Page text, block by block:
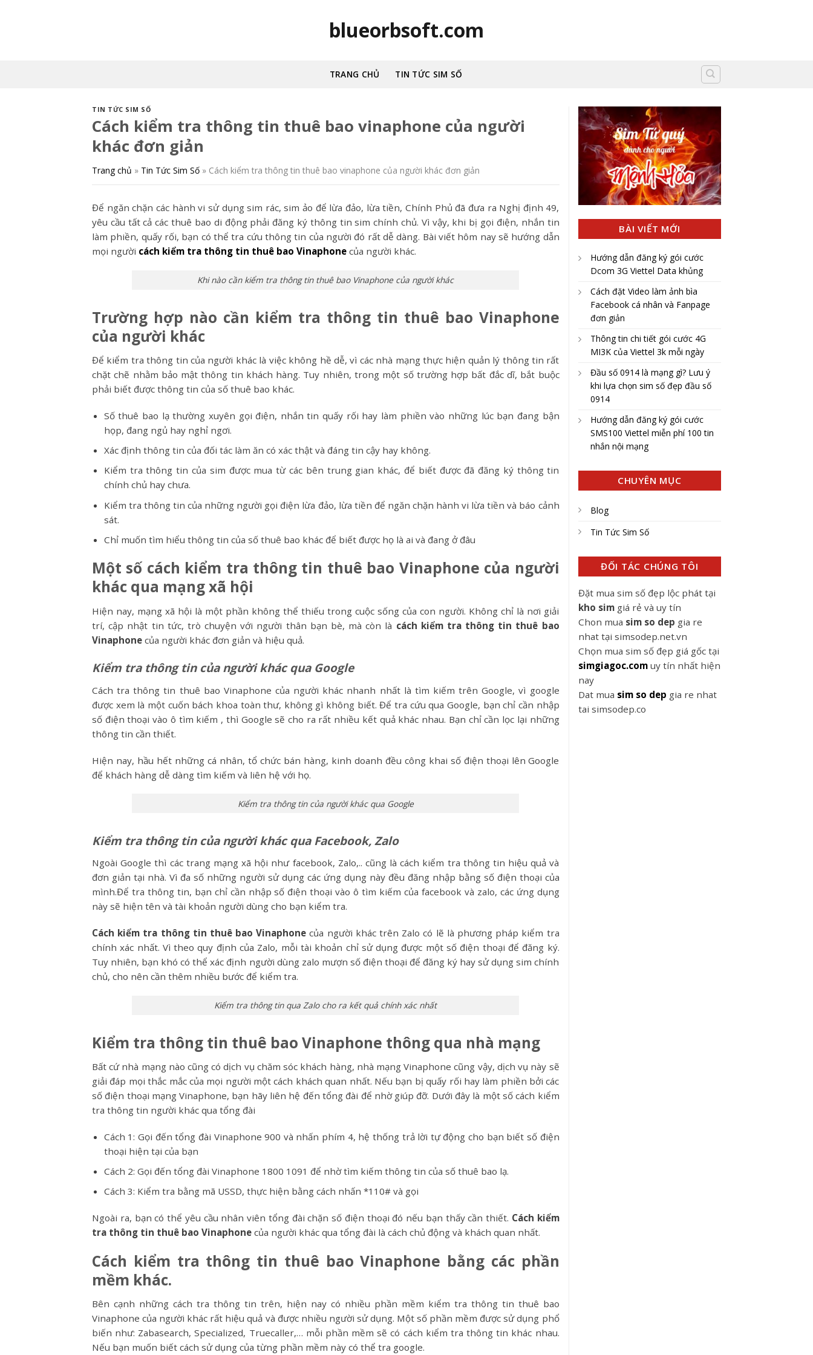
blueorbsoft.com
TRANG CHỦ TIN TỨC SIM SỐ
TIN TỨC SIM SỐ
Cách kiểm tra thông tin thuê bao vinaphone của người
khác đơn giản
Trang chủ » Tin Tức Sim Số » Cách kiểm tra thông tin thuê bao vinaphone của người khác đơn giản
Để ngăn chặn các hành vi sử dụng sim rác, sim ảo để lừa đảo, lừa tiền, Chính Phủ đã đưa ra Nghị định 49,
yêu cầu tất cả các thuê bao di động phải đăng ký thông tin sim chính chủ. Vì vậy, khi bị gọi điện, nhắn tin
làm phiền, quấy rối, bạn có thể tra cứu thông tin của người đó rất dễ dàng. Bài viết hôm nay sẽ hướng dẫn
mọi người cách kiểm tra thông tin thuê bao Vinaphone của người khác.
Khi nào cần kiểm tra thông tin thuê bao Vinaphone của người khác
Trường hợp nào cần kiểm tra thông tin thuê bao Vinaphone
của người khác
Để kiểm tra thông tin của người khác là việc không hề dễ, vì các nhà mạng thực hiện quản lý thông tin rất
chặt chẽ nhằm bảo mật thông tin khách hàng. Tuy nhiên, trong một số trường hợp bất đắc dĩ, bắt buộc
phải biết được thông tin của số thuê bao khác.
Số thuê bao lạ thường xuyên gọi điện, nhắn tin quấy rối hay làm phiền vào những lúc bạn đang bận
họp, đang ngủ hay nghỉ ngơi.
Xác định thông tin của đối tác làm ăn có xác thật và đáng tin cậy hay không.
Kiểm tra thông tin của sim được mua từ các bên trung gian khác, để biết được đã đăng ký thông tin
chính chủ hay chưa.
Kiểm tra thông tin của những người gọi điện lừa đảo, lừa tiền để ngăn chặn hành vi lừa tiền và báo cảnh
sát.
Chỉ muốn tìm hiểu thông tin của số thuê bao khác để biết được họ là ai và đang ở đâu
Một số cách kiểm tra thông tin thuê bao Vinaphone của người
khác qua mạng xã hội
Hiện nay, mạng xã hội là một phần không thể thiếu trong cuộc sống của con người. Không chỉ là nơi giải
trí, cập nhật tin tức, trò chuyện với người thân bạn bè, mà còn là cách kiểm tra thông tin thuê bao
Vinaphone của người khác đơn giản và hiệu quả.
Kiểm tra thông tin của người khác qua Google
Cách tra thông tin thuê bao Vinaphone của người khác nhanh nhất là tìm kiếm trên Google, vì google
được xem là một cuốn bách khoa toàn thư, không gì không biết. Để tra cứu qua Google, bạn chỉ cần nhập
số điện thoại vào ô tìm kiếm , thì Google sẽ cho ra rất nhiều kết quả khác nhau. Bạn chỉ cần lọc lại những
thông tin cần thiết.
Hiện nay, hầu hết những cá nhân, tổ chức bán hàng, kinh doanh đều công khai số điện thoại lên Google
để khách hàng dễ dàng tìm kiếm và liên hệ với họ.
Kiểm tra thông tin của người khác qua Google
Kiểm tra thông tin của người khác qua Facebook, Zalo
Ngoài Google thì các trang mạng xã hội như facebook, Zalo,.. cũng là cách kiểm tra thông tin hiệu quả và
đơn giản tại nhà. Vì đa số những người sử dụng các ứng dụng này đều đăng nhập bằng số điện thoại của
mình.Để tra thông tin, bạn chỉ cần nhập số điện thoại vào ô tìm kiếm của facebook và zalo, các ứng dụng
này sẽ hiện tên và tài khoản người dùng cho bạn kiểm tra.
Cách kiểm tra thông tin thuê bao Vinaphone của người khác trên Zalo có lẽ là phương pháp kiểm tra
chính xác nhất. Vì theo quy định của Zalo, mỗi tài khoản chỉ sử dụng được một số điện thoại để đăng ký.
Tuy nhiên, bạn khó có thể xác định người dùng zalo mượn số điện thoại để đăng ký hay sử dụng sim chính
chủ, cho nên cần thêm nhiều bước để kiểm tra.
Kiểm tra thông tin qua Zalo cho ra kết quả chính xác nhất
Kiểm tra thông tin thuê bao Vinaphone thông qua nhà mạng
Bất cứ nhà mạng nào cũng có dịch vụ chăm sóc khách hàng, nhà mạng Vinaphone cũng vậy, dịch vụ này sẽ
giải đáp mọi thắc mắc của mọi người một cách khách quan nhất. Nếu bạn bị quấy rối hay làm phiền bởi các
số điện thoại mạng Vinaphone, bạn hãy liên hệ đến tổng đài để nhờ giúp đỡ. Dưới đây là một số cách kiểm
tra thông tin người khác qua tổng đài
Cách 1: Gọi đến tổng đài Vinaphone 900 và nhấn phím 4, hệ thống trả lời tự động cho bạn biết số điện
thoại hiện tại của bạn
Cách 2: Gọi đến tổng đài Vinaphone 1800 1091 để nhờ tìm kiếm thông tin của số thuê bao lạ.
Cách 3: Kiểm tra bằng mã USSD, thực hiện bằng cách nhấn *110# và gọi
Ngoài ra, bạn có thể yêu cầu nhân viên tổng đài chặn số điện thoại đó nếu bạn thấy cần thiết. Cách kiểm
tra thông tin thuê bao Vinaphone của người khác qua tổng đài là cách chủ động và khách quan nhất.
Cách kiểm tra thông tin thuê bao Vinaphone bằng các phần
mềm khác.
Bên cạnh những cách tra thông tin trên, hiện nay có nhiều phần mềm kiểm tra thông tin thuê bao
Vinaphone của người khác rất hiệu quả và được nhiều người sử dụng. Một số phần mềm được sử dụng phổ
biến như: Zabasearch, Specialized, Truecaller,… mỗi phần mềm sẽ có cách kiểm tra thông tin khác nhau.
Nếu bạn muốn biết cách sử dụng của từng phần mềm này có thể tra google.
BÀI VIẾT MỚI
Hướng dẫn đăng ký gói cước
Dcom 3G Viettel Data khủng
Cách đặt Video làm ảnh bìa
Facebook cá nhân và Fanpage
đơn giản
Thông tin chi tiết gói cước 4G
MI3K của Viettel 3k mỗi ngày
Đầu số 0914 là mạng gì? Lưu ý
khi lựa chọn sim số đẹp đầu số
0914
Hướng dẫn đăng ký gói cước
SMS100 Viettel miễn phí 100 tin
nhắn nội mạng
CHUYÊN MỤC
Blog
Tin Tức Sim Số
ĐỐI TÁC CHÚNG TÔI
Đặt mua sim số đẹp lộc phát tại
kho simgiá rẻ và uy tín
Chon mua sim so dep gia re
nhat tại simsodep.net.vn
Chọn mua sim số đẹp giá gốc tại
simgiagoc.comuy tín nhất hiện
nay
Dat mua sim so dep gia re nhat
tai simsodep.co